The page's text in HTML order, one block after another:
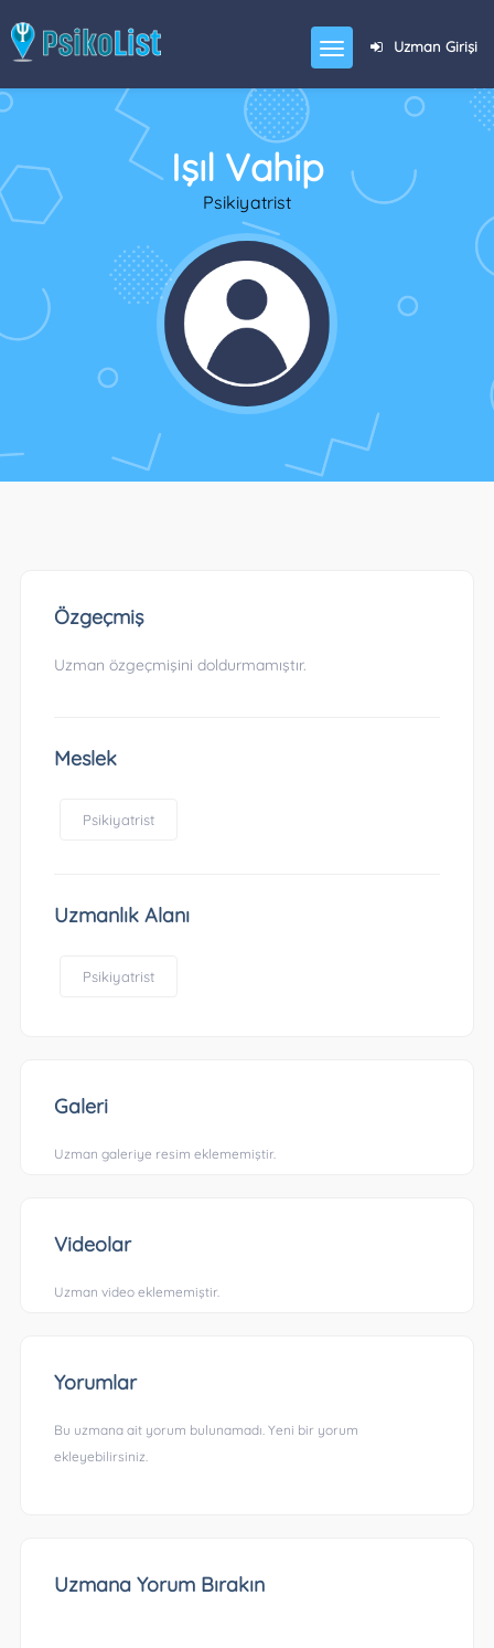
Uzman Girişi
Işıl Vahip
Psikiyatrist
Özgeçmiş
Uzman özgeçmişini doldurmamıştır.
Meslek
Psikiyatrist
Uzmanlık Alanı
Psikiyatrist
Galeri
Uzman galeriye resim eklememiştir.
Videolar
Uzman video eklememiştir.
Yorumlar
Bu uzmana ait yorum bulunamadı. Yeni bir yorum
ekleyebilirsiniz.
Uzmana Yorum Bırakın